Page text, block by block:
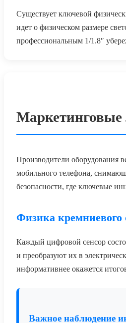
Существует ключевой
идет о физическом размере
профессиональным 1/1.8″
Маркетинговые
Производители оборудования
мобильного телефона,
безопасности, где ключевые
Физика кремниевого
Каждый цифровой сенсор
и преобразуют их в
информативнее окажется
Важное наблюдение